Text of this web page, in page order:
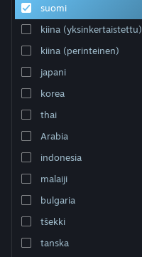
Tuki
Vaihda kieli
Hanki Steam-mobiilisovellus
Näytä työpöytäsivusto
suomi
kiina (yksinkertaistettu)
kiina (perinteinen)
japani
korea
thai
Arabia
indonesia
malaiji
bulgaria
tšekki
tanska
Järjestelyperuste
0 tulosta vastaa hakuasi. 5
pois.